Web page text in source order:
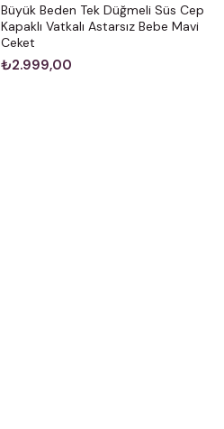
Büyük Beden Tek Düğmeli Süs Cep
Kapaklı Vatkalı Astarsız Bebe Mavi
Ceket
₺2.999,00